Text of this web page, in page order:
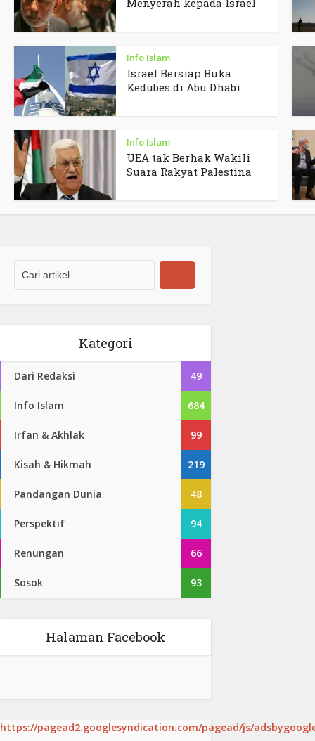
Info Islam
Israel Bersiap Buka
Kedubes di Abu Dhabi
Info Islam
UEA tak Berhak Wakili
Suara Rakyat Palestina
Kategori
Dari Redaksi 49
Info Islam 684
Irfan & Akhlak 99
Kisah & Hikmah 219
Pandangan Dunia 48
Perspektif 94
Renungan 66
Sosok 93
Halaman Facebook
https://pagead2.googlesyndication.com/pagead/js/